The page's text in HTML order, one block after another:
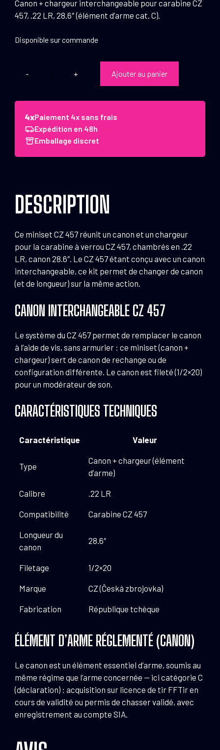
Canon + chargeur interchangeable pour carabine CZ
457, .22 LR, 28.6″ (élément d’arme cat. C).
Disponible sur commande
quantité
Miniset
(Canon
+
Chargeur)
28.6"
Ajouter au panier
Paiement 4x sans frais
Expédition en 48h
Emballage discret
DESCRIPTION
Ce miniset CZ 457 réunit un canon et un chargeur
pour la carabine à verrou CZ 457, chambrés en .22
LR, canon 28.6″. Le CZ 457 étant conçu avec un canon
interchangeable, ce kit permet de changer de canon
(et de longueur) sur la même action.
CANON INTERCHANGEABLE CZ 457
Le système du CZ 457 permet de remplacer le canon
à l’aide de vis, sans armurier : ce miniset (canon +
chargeur) sert de canon de rechange ou de
configuration différente. Le canon est fileté (1/2×20)
pour un modérateur de son.
CARACTÉRISTIQUES TECHNIQUES
Caractéristique Valeur
Type
Canon + chargeur (élément
d’arme)
Calibre .22 LR
Compatibilité Carabine CZ 457
Longueur du
canon
28.6″
Filetage 1/2×20
Marque CZ (Česká zbrojovka)
Fabrication République tchèque
ÉLÉMENT D’ARME RÉGLEMENTÉ (CANON)
Le canon est un élément essentiel d’arme, soumis au
même régime que l’arme concernée — ici catégorie C
(déclaration) : acquisition sur licence de tir FFTir en
cours de validité ou permis de chasser validé, avec
enregistrement au compte SIA.